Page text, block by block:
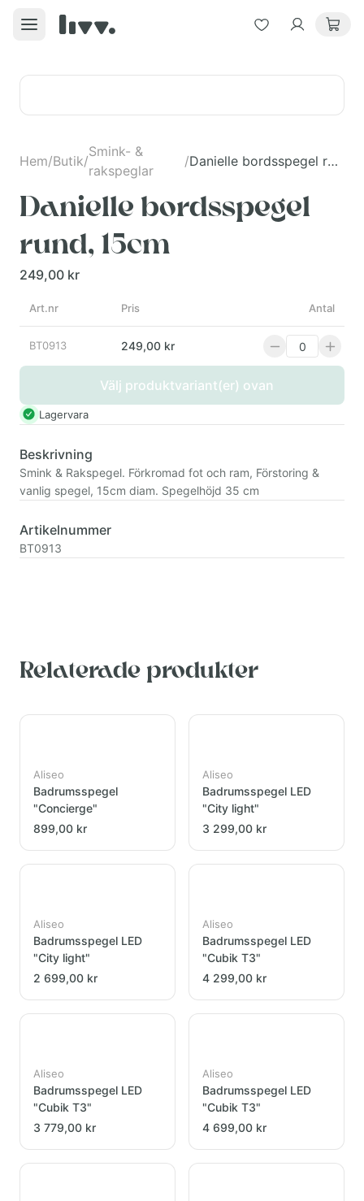
Hem/Butik/
Smink- &
rakspeglar
/ Danielle bordsspegel rund, 15cm
Danielle bordsspegel
rund, 15cm
249,00 kr
Art.nr Pris Antal
BT0913 249,00 kr
Välj produktvariant(er) ovan
Lagervara
Beskrivning
Smink & Rakspegel. Förkromad fot och ram, Förstoring &
vanlig spegel, 15cm diam. Spegelhöjd 35 cm
Artikelnummer
BT0913
Relaterade produkter
Aliseo
Badrumsspegel
"Concierge"
899,00 kr
Aliseo
Badrumsspegel LED
"City light"
3 299,00 kr
Aliseo
Badrumsspegel LED
"City light"
2 699,00 kr
Aliseo
Badrumsspegel LED
"Cubik T3"
4 299,00 kr
Aliseo
Badrumsspegel LED
"Cubik T3"
3 779,00 kr
Aliseo
Badrumsspegel LED
"Cubik T3"
4 699,00 kr